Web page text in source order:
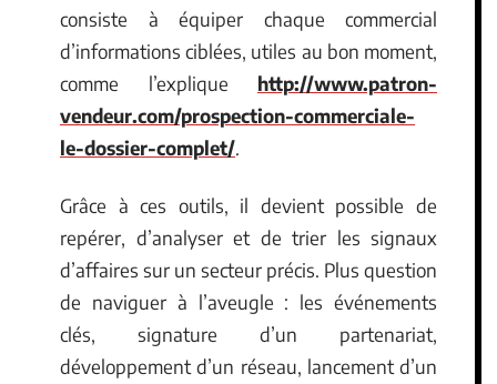
consiste à équiper chaque commercial
d’informations ciblées, utiles au bon moment,
comme l’explique http://www.patron-
vendeur.com/prospection-commerciale-
le-dossier-complet/.
Grâce à ces outils, il devient possible de
repérer, d’analyser et de trier les signaux
d’affaires sur un secteur précis. Plus question
de naviguer à l’aveugle : les événements
clés, signature d’un partenariat,
développement d’un réseau, lancement d’un